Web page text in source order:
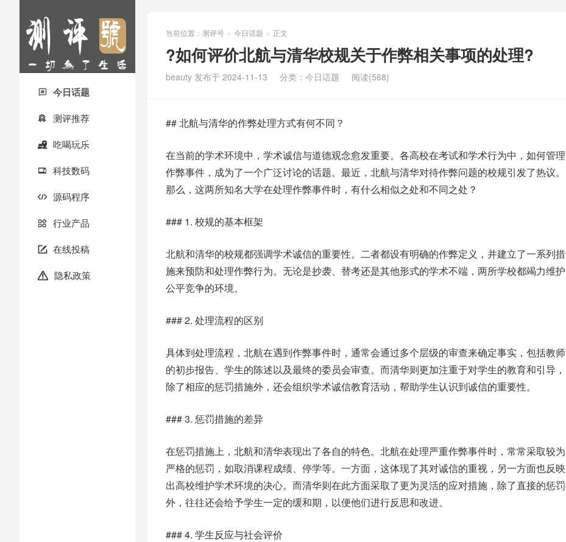
 今日话题
 测评推荐
 吃喝玩乐
 科技数码
 源码程序
 行业产品
 在线投稿
 隐私政策
当前位置： 测评号 > 今日话题 > 正文
?如何评价北航与清华校规关于作弊相关事项的处理?
beauty 发布于 2024-11-13 分类： 今日话题 阅读(568)
## 北航与清华的作弊处理方式有何不同？
在当前的学术环境中，学术诚信与道德观念愈发重要。各高校在考试和学术行为中，如何管理
作弊事件，成为了一个广泛讨论的话题。最近，北航与清华对待作弊问题的校规引发了热议。
那么，这两所知名大学在处理作弊事件时，有什么相似之处和不同之处？
### 1. 校规的基本框架
北航和清华的校规都强调学术诚信的重要性。二者都设有明确的作弊定义，并建立了一系列措
施来预防和处理作弊行为。无论是抄袭、替考还是其他形式的学术不端，两所学校都竭力维护
公平竞争的环境。
### 2. 处理流程的区别
具体到处理流程，北航在遇到作弊事件时，通常会通过多个层级的审查来确定事实，包括教师
的初步报告、学生的陈述以及最终的委员会审查。而清华则更加注重于对学生的教育和引导，
除了相应的惩罚措施外，还会组织学术诚信教育活动，帮助学生认识到诚信的重要性。
### 3. 惩罚措施的差异
在惩罚措施上，北航和清华表现出了各自的特色。北航在处理严重作弊事件时，常常采取较为
严格的惩罚，如取消课程成绩、停学等。一方面，这体现了其对诚信的重视，另一方面也反映
出高校维护学术环境的决心。而清华则在此方面采取了更为灵活的应对措施，除了直接的惩罚
外，往往还会给予学生一定的缓和期，以便他们进行反思和改进。
### 4. 学生反应与社会评价